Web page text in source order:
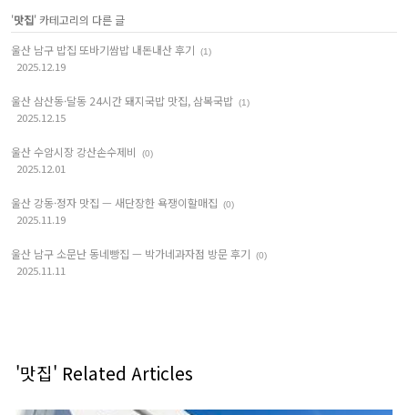
'맛집' 카테고리의 다른 글
울산 남구 밥집 또바기쌈밥 내돈내산 후기
(1)
2025.12.19
울산 삼산동·달동 24시간 돼지국밥 맛집, 삼복국밥 (1)
2025.12.15
울산 수암시장 강산손수제비 (0)
2025.12.01
울산 강동·정자 맛집 — 새단장한 욕쟁이할매집 (0)
2025.11.19
울산 남구 소문난 동네빵집 — 박가네과자점 방문 후기 (0)
2025.11.11
'맛집' Related Articles